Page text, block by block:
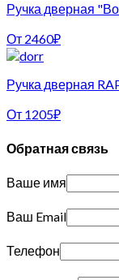
Ручка дверная
От 2460₽
Ручка дверная
От 1205₽
Обратная связь
Ваше имя
Ваш Email
Телефон